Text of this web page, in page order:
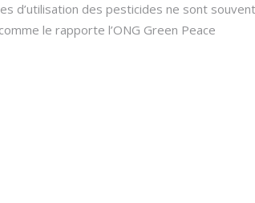
d’utilisation des pesticides ne sont
le rapporte l’ONG Green Peace